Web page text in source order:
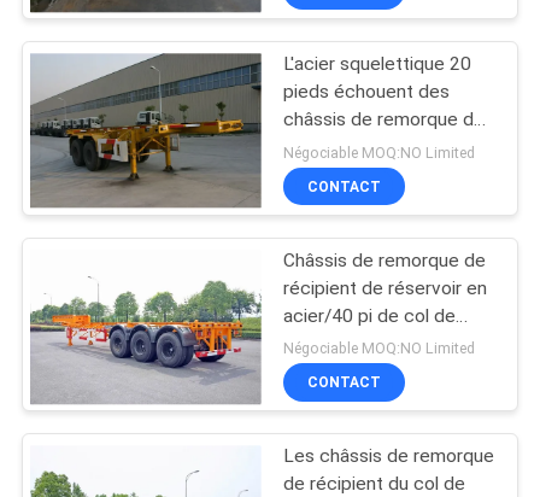
CONTRÔLE
QUALITÉ
CONTACTEZ-
NOUS
NOUVELLES
DEMANDEZ
UNE
CITATION
L'acier squelettique 20
pieds échouent des
châssis de remorque de
récipient 2 axes pour
résistant
Négociable MOQ:NO Limited
CONTACT
Châssis de remorque de
récipient de réservoir en
acier/40 pi de col de
cygne d'axes de la
remorque 3
Négociable MOQ:NO Limited
CONTACT
Les châssis de remorque
de récipient du col de